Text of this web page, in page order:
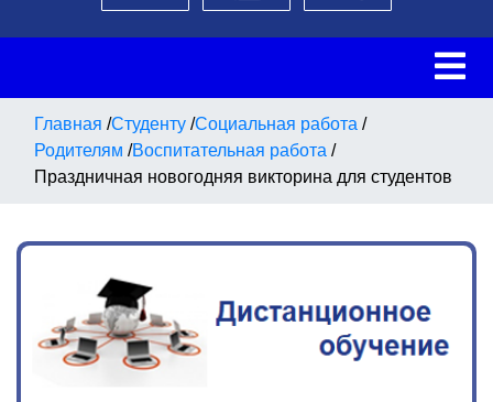
Главная /Студенту /Социальная работа /
Родителям /Воспитательная работа /
Праздничная новогодняя викторина для студентов